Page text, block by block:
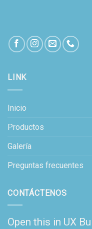
LINK
Inicio
Productos
Galería
Preguntas frecuentes
CONTÁCTENOS
Open this in UX